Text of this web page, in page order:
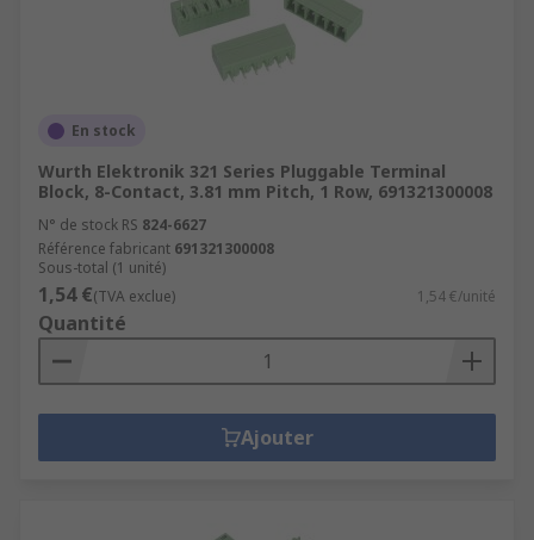
En stock
Wurth Elektronik 321 Series Pluggable Terminal
Block, 8-Contact, 3.81 mm Pitch, 1 Row, 691321300008
N° de stock RS 824-6627
Référence fabricant 691321300008
Sous-total (1 unité)
1,54 €(TVA exclue) 1,54 €/unité
Quantité
Ajouter